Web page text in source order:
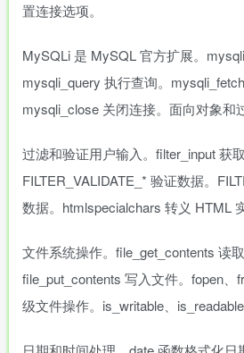
置连接选项。
MySQLi 是 MySQL 官方扩展。
mysqli_query 执行查询。
mysqli_close 关闭连接。面向对象和
过滤和验证用户输入。filter_input 获取
FILTER_VALIDATE_* 验证数据。
数据。htmlspecialchars 转义 HTML 实
文件系统操作。file_get_contents 读取
file_put_contents 写入文件。fopen、
级文件操作。is_writable、is_readable